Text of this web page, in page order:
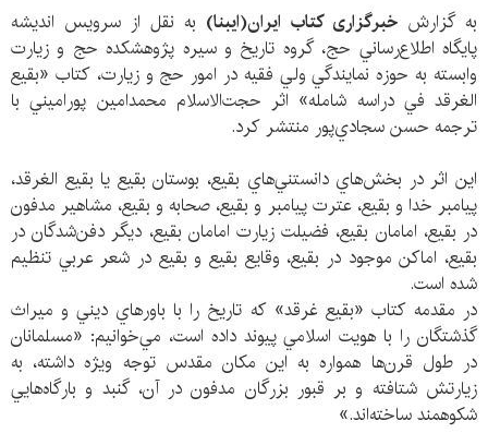
به گزارش خبرگزاری کتاب ایران(ایبنا) به نقل از سرويس انديشه
پايگاه اطلاع‌رساني حج، گروه تاريخ و سيره پژوهشكده حج و زيارت
وابسته به حوزه نمايندگي ولي فقيه در امور حج و زيارت، كتاب «بقيع
الغرقد في دراسه شامله» اثر حجت‌الاسلام محمدامين پوراميني با
ترجمه حسن سجادي‌پور منتشر كرد.
اين اثر در بخش‌هاي دانستني‌هاي بقيع، بوستان بقيع يا بقيع الغرقد،
پيامبر خدا و بقيع، عترت پيامبر و بقيع، صحابه و بقيع، مشاهير مدفون
در بقيع، امامان بقيع، فضيلت زيارت امامان بقيع، ديگر دفن‌شدگان در
بقيع، اماكن موجود در بقيع، وقايع بقيع و بقيع در شعر عربي تنظيم
شده است.
در مقدمه كتاب «بقيع غرقد» كه تاريخ را با باورهاي ديني و ميراث
گذشتگان را با هويت اسلامي پيوند داده است، مي‌خوانيم: «مسلمانان
در طول قرن‌ها همواره به اين مكان مقدس توجه ويژه داشته، به
زيارتش شتافته و بر قبور بزرگان مدفون در آن، گنبد و بارگاه‌هايي
شكوهمند ساخته‌اند.»